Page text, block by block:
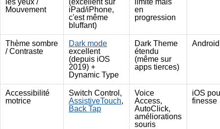
Mouvement
iPad/iPhone,
c'est même
bluffant)
en
progression
Thème sombre
/ Contraste
Dark mode
excellent
(depuis iOS
2019) +
Dynamic Type
Dark Theme
étendu
(même sur
apps tierces)
Android
Accessibilité
motrice
Switch Control,
AssistiveTouch,
Back Tap
Voice
Access,
AutoClick,
améliorations
souris
iOS
finesse